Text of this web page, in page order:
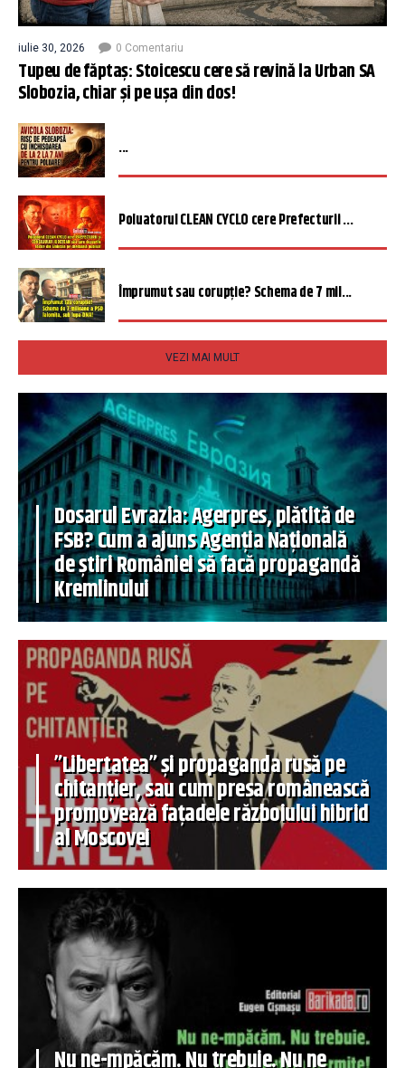
iulie 30, 2026 0 Comentariu
Tupeu de făptaș: Stoicescu cere să revină la Urban SA
Slobozia, chiar și pe ușa din dos!
...
Poluatorul CLEAN CYCLO cere Prefecturii ...
Împrumut sau corupție? Schema de 7 mil...
VEZI MAI MULT
Dosarul Evrazia: Agerpres, plătită de
FSB? Cum a ajuns Agenția Națională
de știri României să facă propagandă
Kremlinului
”Libertatea” și propaganda rusă pe
chitanțier, sau cum presa românească
promovează fațadele războiului hibrid
al Moscovei